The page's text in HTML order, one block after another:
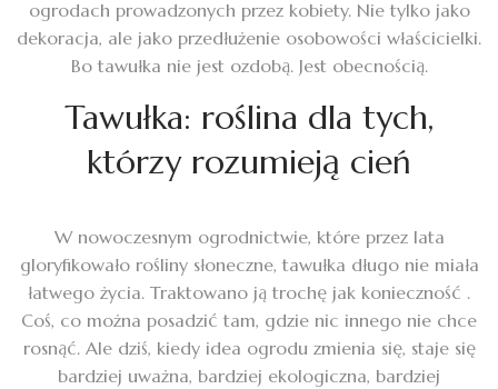
ogrodach prowadzonych przez kobiety. Nie tylko jako
dekoracja, ale jako przedłużenie osobowości właścicielki.
Bo tawułka nie jest ozdobą. Jest obecnością.
Tawułka: roślina dla tych,
którzy rozumieją cień
W nowoczesnym ogrodnictwie, które przez lata
gloryfikowało rośliny słoneczne, tawułka długo nie miała
łatwego życia. Traktowano ją trochę jak konieczność .
Coś, co można posadzić tam, gdzie nic innego nie chce
rosnąć. Ale dziś, kiedy idea ogrodu zmienia się, staje się
bardziej uważna, bardziej ekologiczna, bardziej